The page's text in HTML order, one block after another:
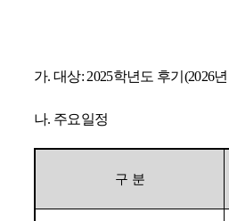
가.대상: 2025학년도 후기 (2026
나. 주요일정
구 분